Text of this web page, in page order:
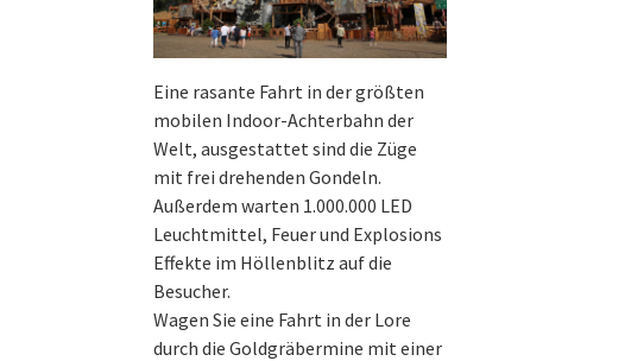
Eine rasante Fahrt in der größten
mobilen Indoor-Achterbahn der
Welt, ausgestattet sind die Züge
mit frei drehenden Gondeln.
Außerdem warten 1.000.000 LED
Leuchtmittel, Feuer und Explosions
Effekte im Höllenblitz auf die
Besucher.
Wagen Sie eine Fahrt in der Lore
durch die Goldgräbermine mit einer